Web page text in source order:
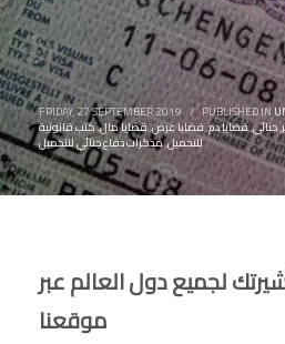
FRIDAY, 27 SEPTEMBER 2019 / PUBLISHED IN
,جنائى,قضايا دم,قضايا عرض,قضايا مال,كتب قانونية
للتحميل,مذكرات دفاع جنائي للتحميل
لجميع دول العالم عبر
موقعنا